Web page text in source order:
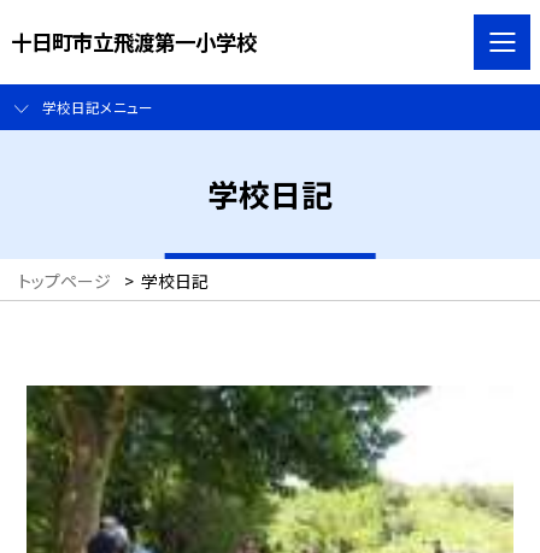
十日町市立飛渡第一小学校
学校日記メニュー
学校日記
トップページ > 学校日記